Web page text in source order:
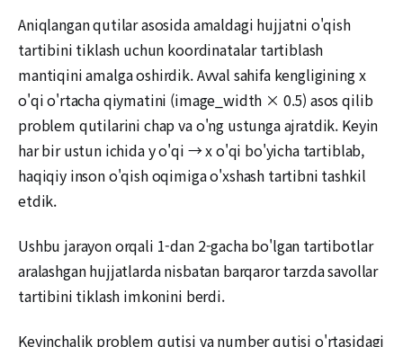
Aniqlangan qutilar asosida amaldagi hujjatni o'qish
tartibini tiklash uchun koordinatalar tartiblash
mantiqini amalga oshirdik. Avval sahifa kengligining x
o'qi o'rtacha qiymatini (image_width × 0.5) asos qilib
problem qutilarini chap va o'ng ustunga ajratdik. Keyin
har bir ustun ichida y o'qi → x o'qi bo'yicha tartiblab,
haqiqiy inson o'qish oqimiga o'xshash tartibni tashkil
etdik.
Ushbu jarayon orqali 1-dan 2-gacha bo'lgan tartibotlar
aralashgan hujjatlarda nisbatan barqaror tarzda savollar
tartibini tiklash imkonini berdi.
Keyinchalik problem qutisi va number qutisi o'rtasidagi